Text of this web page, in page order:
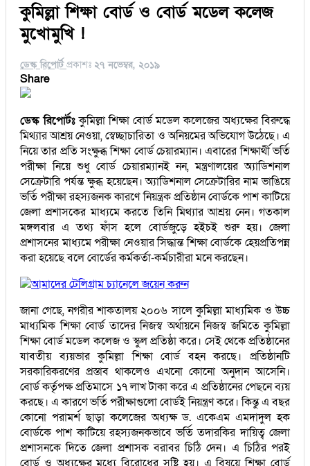
কুমিল্লা শিক্ষা বোর্ড ও বোর্ড মডেল কলেজ
মুখোমুখি !
ডেস্ক রিপোর্ট প্রকাশঃ ২৭ নভেম্বর, ২০১৯
Share
ডেস্ক রিপোর্টঃকুমিল্লা শিক্ষা বোর্ড মডেল কলেজের অধ্যক্ষের বিরুদ্ধে
মিথ্যার আশ্রয় নেওয়া, স্বেচ্ছাচারিতা ও অনিয়মের অভিযোগ উঠেছে। এ
নিয়ে তার প্রতি সংক্ষুব্ধ শিক্ষা বোর্ড চেয়ারম্যান। এবারের শিক্ষার্থী ভর্তি
পরীক্ষা নিয়ে শুধু বোর্ড চেয়ারম্যানই নন, মন্ত্রণালয়ের অ্যাডিশনাল
সেক্রেটারি পর্যন্ত ক্ষুব্ধ হয়েছেন। অ্যাডিশনাল সেক্রেটারির নাম ভাঙিয়ে
ভর্তি পরীক্ষা রহস্যজনক কারণে নিয়ন্ত্রক প্রতিষ্ঠান বোর্ডকে পাশ কাটিয়ে
জেলা প্রশাসকের মাধ্যমে করতে তিনি মিথ্যার আশ্রয় নেন। গতকাল
মঙ্গলবার এ তথ্য ফাঁস হলে বোর্ডজুড়ে হইচই শুরু হয়। জেলা
প্রশাসনের মাধ্যমে পরীক্ষা নেওয়ার সিদ্ধান্ত শিক্ষা বোর্ডকে হেয়প্রতিপন্ন
করা হয়েছে বলে বোর্ডের কর্মকর্তা-কর্মচারীরা মনে করছেন।
আমাদের টেলিগ্রাম চ্যানেলে জয়েন করুন
জানা গেছে, নগরীর শাকতালয় ২০০৬ সালে কুমিল্লা মাধ্যমিক ও উচ্চ
মাধ্যমিক শিক্ষা বোর্ড তাদের নিজস্ব অর্থায়নে নিজস্ব জমিতে কুমিল্লা
শিক্ষা বোর্ড মডেল কলেজ ও স্কুল প্রতিষ্ঠা করে। সেই থেকে প্রতিষ্ঠানের
যাবতীয় ব্যয়ভার কুমিল্লা শিক্ষা বোর্ড বহন করছে। প্রতিষ্ঠানটি
সরকারিকরণের প্রস্তাব থাকলেও এখনো কোনো অনুদান আসেনি।
বোর্ড কর্তৃপক্ষ প্রতিমাসে ১৭ লাখ টাকা করে এ প্রতিষ্ঠানের পেছনে ব্যয়
করছে। এ কারণে ভর্তি পরীক্ষাগুলো বোর্ডই নিয়ন্ত্রণ করে। কিন্তু এ বছর
কোনো পরামর্শ ছাড়া কলেজের অধ্যক্ষ ড. একেএম এমদাদুল হক
বোর্ডকে পাশ কাটিয়ে রহস্যজনকভাবে ভর্তি তদারকির দায়িত্ব জেলা
প্রশাসনকে দিতে জেলা প্রশাসক বরাবর চিঠি দেন। এ চিঠির পরই